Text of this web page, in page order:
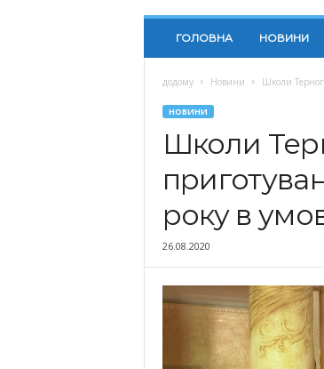
ГОЛОВНА НОВИНИ
додому Новини Школи
НОВИНИ
Школи
року в
26.08.2020